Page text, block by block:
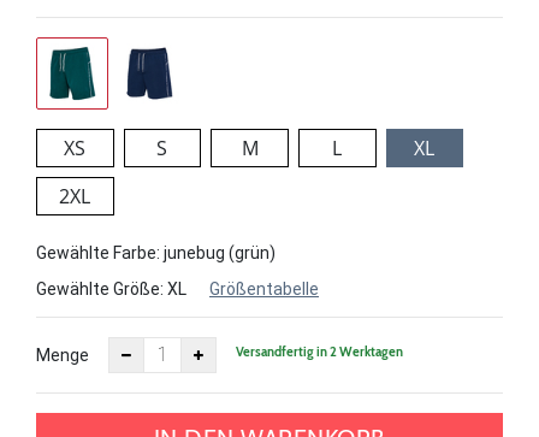
XS S M L
XL
2XL
Gewählte Farbe: junebug (grün)
Gewählte Größe: XL Größentabelle
Menge Versandfertig in 2 Werktagen